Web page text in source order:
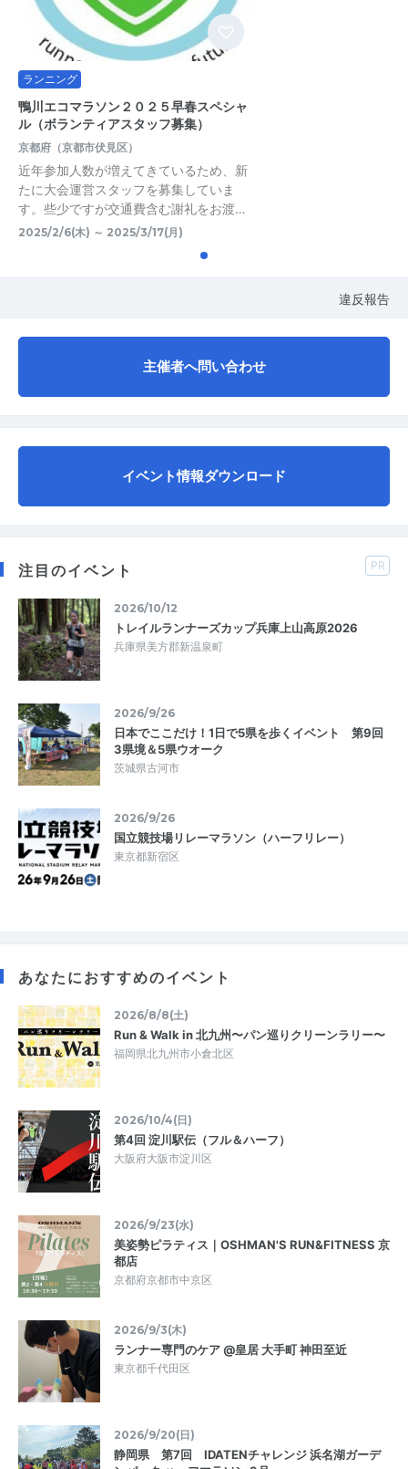
ランニング
鴨川エコマラソン２０２５早春スペシャ
ル（ボランティアスタッフ募集）
京都府（京都市伏見区）
近年参加人数が増えてきているため、新
たに大会運営スタッフを募集していま
す。些少ですが交通費含む謝礼をお渡…
2025/2/6(木) ～ 2025/3/17(月)
違反報告
主催者へ問い合わせ
イベント情報ダウンロード
注目のイベント PR
2026/10/12
トレイルランナーズカップ兵庫上山高原2026
兵庫県美方郡新温泉町
2026/9/26
日本でここだけ！1日で5県を歩くイベント 第9回
3県境＆5県ウオーク
茨城県古河市
2026/9/26
国立競技場リレーマラソン（ハーフリレー）
東京都新宿区
あなたにおすすめのイベント
2026/8/8(土)
Run & Walk in 北九州〜パン巡りクリーンラリー〜
福岡県北九州市小倉北区
2026/10/4(日)
第4回 淀川駅伝（フル＆ハーフ）
大阪府大阪市淀川区
2026/9/23(水)
美姿勢ピラティス｜OSHMAN'S RUN&FITNESS 京
都店
京都府京都市中京区
2026/9/3(木)
ランナー専門のケア @皇居 大手町 神田至近
東京都千代田区
2026/9/20(日)
静岡県 第7回 IDATENチャレンジ 浜名湖ガーデ